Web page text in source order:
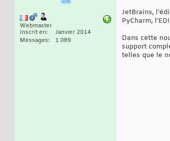
Webmaster
Inscrit en
Janvier 2014
Messages
1 089
JetBrains,
PyCharm,
Dans cette
support
telles que le